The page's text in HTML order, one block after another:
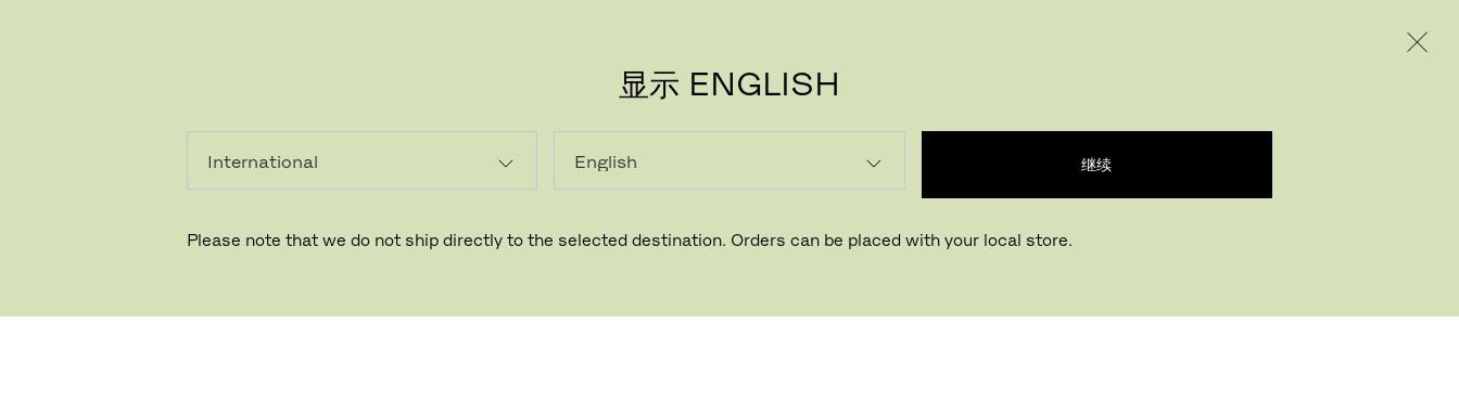
显示 ENGLISH
继续
Please note that we do not ship directly to the selected destination. Orders can be placed with your local store.